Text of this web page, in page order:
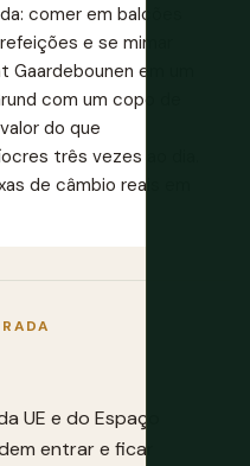
comer em balcões
e se mimar
em um
com um copo de
do que
três vezes ao dia.
de câmbio reais em
UE e do Espaço
entrar e ficar